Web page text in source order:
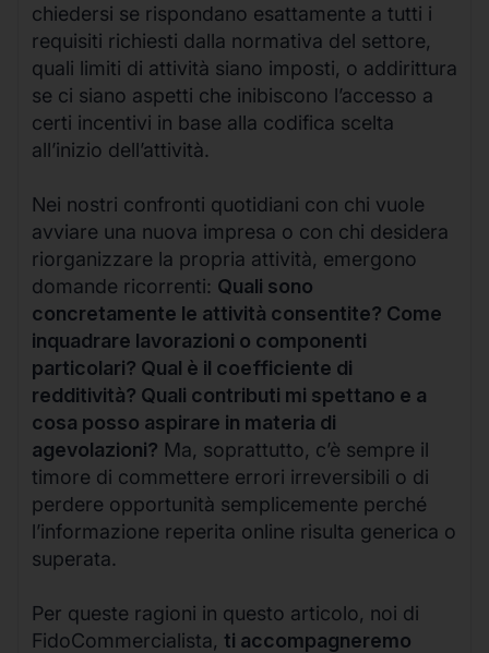
chiedersi se rispondano esattamente a tutti i
requisiti richiesti dalla normativa del settore,
quali limiti di attività siano imposti, o addirittura
se ci siano aspetti che inibiscono l’accesso a
certi incentivi in base alla codifica scelta
all’inizio dell’attività.
Nei nostri confronti quotidiani con chi vuole
avviare una nuova impresa o con chi desidera
riorganizzare la propria attività, emergono
domande ricorrenti: Quali sono
concretamente le attività consentite? Come
inquadrare lavorazioni o componenti
particolari? Qual è il coefficiente di
redditività? Quali contributi mi spettano e a
cosa posso aspirare in materia di
agevolazioni? Ma, soprattutto, c’è sempre il
timore di commettere errori irreversibili o di
perdere opportunità semplicemente perché
l’informazione reperita online risulta generica o
superata.
Per queste ragioni in questo articolo, noi di
FidoCommercialista, ti accompagneremo